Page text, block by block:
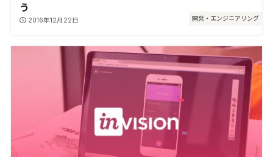
開発・エンジニアリング
う
2016年12月22日